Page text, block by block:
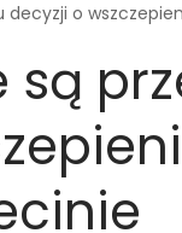
decyzji o
są